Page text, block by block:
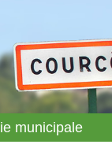
municipale